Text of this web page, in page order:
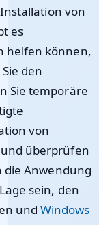
von
es
helfen können,
den
Sie temporäre
von
überprüfen
die Anwendung
sein, den
undWindows